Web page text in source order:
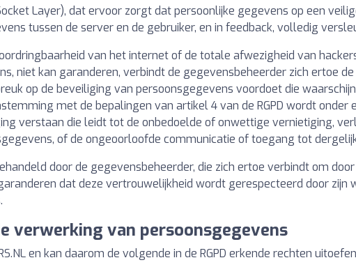
Layer), dat ervoor zorgt dat persoonlijke gegevens op een
tussen de server en de gebruiker, en in feedback, volledig
van het internet of de totale afwezigheid van
niet kan garanderen, verbindt de gegevensbeheerder zich ertoe
op de beveiliging van persoonsgegevens voordoet die
met de bepalingen van artikel 4 van de RGPD wordt onder
verstaan die leidt tot de onbedoelde of onwettige vernietiging,
of de ongeoorloofde communicatie of toegang tot
door de gegevensbeheerder, die zich ertoe verbindt om
dat deze vertrouwelijkheid wordt gerespecteerd door zijn
verwerking van persoonsgegevens
en kan daarom de volgende in de RGPD erkende rechten